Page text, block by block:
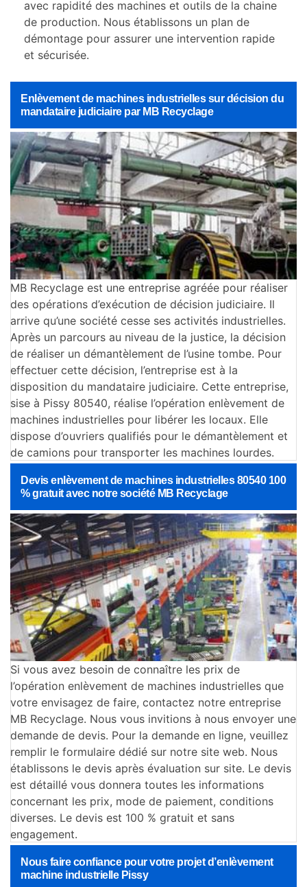
Enlèvement de machines industrielles sur décision du
mandataire judiciaire par MB Recyclage
MB Recyclage est une entreprise agréée pour réaliser
des opérations d’exécution de décision judiciaire. Il
arrive qu’une société cesse ses activités industrielles.
Après un parcours au niveau de la justice, la décision
de réaliser un démantèlement de l’usine tombe. Pour
effectuer cette décision, l’entreprise est à la
disposition du mandataire judiciaire. Cette entreprise,
sise à Pissy 80540, réalise l’opération enlèvement de
machines industrielles pour libérer les locaux. Elle
dispose d’ouvriers qualifiés pour le démantèlement et
de camions pour transporter les machines lourdes.
Devis enlèvement de machines industrielles 80540 100
% gratuit avec notre société MB Recyclage
Si vous avez besoin de connaître les prix de
l’opération enlèvement de machines industrielles que
votre envisagez de faire, contactez notre entreprise
MB Recyclage. Nous vous invitions à nous envoyer une
demande de devis. Pour la demande en ligne, veuillez
remplir le formulaire dédié sur notre site web. Nous
établissons le devis après évaluation sur site. Le devis
est détaillé vous donnera toutes les informations
concernant les prix, mode de paiement, conditions
diverses. Le devis est 100 % gratuit et sans
engagement.
Nous faire confiance pour votre projet d’enlèvement
machine industrielle Pissy
avec rapidité des machines et outils de la chaine
de production. Nous établissons un plan de
démontage pour assurer une intervention rapide
et sécurisée.